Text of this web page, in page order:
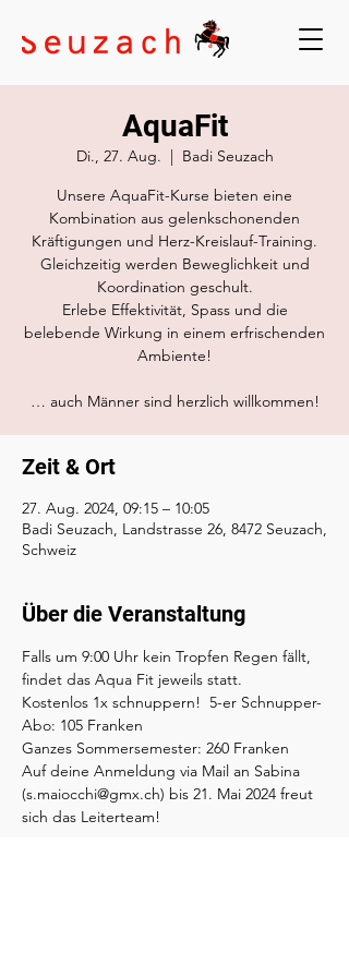
AquaFit
Di., 27. Aug.
  |
Badi Seuzach
Unsere AquaFit-Kurse bieten eine
Kombination aus gelenkschonenden
Kräftigungen und Herz-Kreislauf-Training.
Gleichzeitig werden Beweglichkeit und
Koordination geschult.
Erlebe Effektivität, Spass und die
belebende Wirkung in einem erfrischenden
Ambiente!
… auch Männer sind herzlich willkommen!
Zeit & Ort
27. Aug. 2024, 09:15 – 10:05
Badi Seuzach, Landstrasse 26, 8472 Seuzach,
Schweiz
Über die Veranstaltung
Falls um 9:00 Uhr kein Tropfen Regen fällt,
findet das Aqua Fit jeweils statt.
Kostenlos 1x schnuppern!  5-er Schnupper-
Abo: 105 Franken
Ganzes Sommersemester: 260 Franken
Auf deine Anmeldung via Mail an Sabina
(s.maiocchi@gmx.ch) bis 21. Mai 2024 freut
sich das Leiterteam!